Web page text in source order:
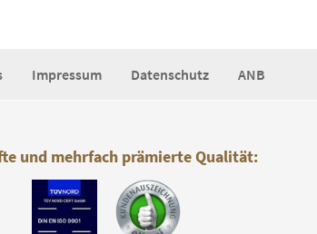
Impressum Datenschutz ANB
und mehrfach prämierte Qualität: